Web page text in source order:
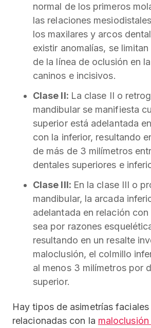
normal de los primeros
las relaciones
los maxilares y arcos
existir anomalías, se
de la línea de oclusión en
caninos e incisivos.
Clase II: La clase II o
mandibular se manifiesta
superior está adelantada
con la inferior, resultando
de más de 3 milímetros
dentales superiores e
Clase III: En la clase III o
mandibular, la arcada
adelantada en relación con
sea por razones
resultando en un resalte
maloclusión, el colmillo
al menos 3 milímetros por
superior.
Hay tipos de asimetrías
relacionadas con la